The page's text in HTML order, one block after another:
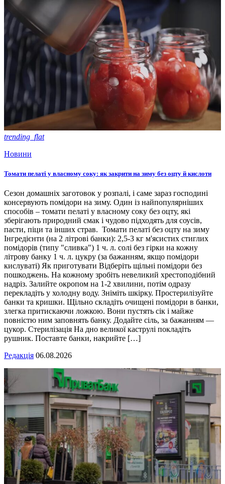
trending_flat
Новини
Томати пелаті у власному соку: як закрити на зиму без оцту й кислоти
Сезон домашніх заготовок у розпалі, і саме зараз господині
консервують помідори на зиму. Один із найпопулярніших
способів – томати пелаті у власному соку без оцту, які
зберігають природний смак і чудово підходять для соусів,
пасти, піци та інших страв. Томати пелаті без оцту на зиму
Інгредієнти (на 2 літрові банки): 2,5-3 кг м'ясистих стиглих
помідорів (типу "сливка") 1 ч. л. солі без гірки на кожну
літрову банку 1 ч. л. цукру (за бажанням, якщо помідори
кислуваті) Як приготувати Відберіть щільні помідори без
пошкоджень. На кожному зробіть невеликий хрестоподібний
надріз. Залийте окропом на 1-2 хвилини, потім одразу
перекладіть у холодну воду. Зніміть шкірку. Простерилізуйте
банки та кришки. Щільно складіть очищені помідори в банки,
злегка притискаючи ложкою. Вони пустять сік і майже
повністю ним заповнять банку. Додайте сіль, за бажанням —
цукор. Стерилізація На дно великої каструлі покладіть
рушник. Поставте банки, накрийте […]
Редакція 06.08.2026